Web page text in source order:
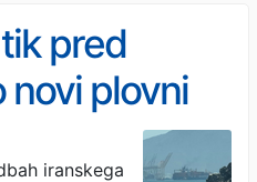
pred
novi plovni
ožino
iranskega